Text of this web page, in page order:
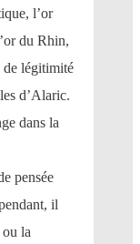
l’or
du Rhin,
de légitimité
d’Alaric.
dans la
pensée
il
la